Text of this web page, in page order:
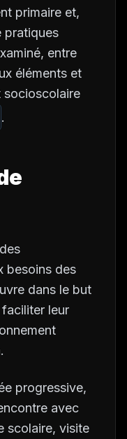
primaire et,
pratiques
entre
éléments et
socioscolaire
.
besoins des
dans le but
leur
progressive,
avec
scolaire, visite